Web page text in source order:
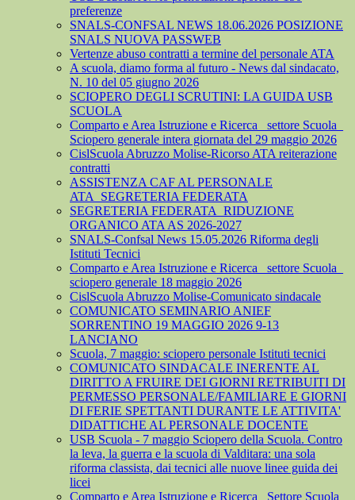
preferenze
SNALS-CONFSAL NEWS 18.06.2026 POSIZIONE
SNALS NUOVA PASSWEB
Vertenze abuso contratti a termine del personale ATA
A scuola, diamo forma al futuro - News dal sindacato,
N. 10 del 05 giugno 2026
SCIOPERO DEGLI SCRUTINI: LA GUIDA USB
SCUOLA
Comparto e Area Istruzione e Ricerca_ settore Scuola_
Sciopero generale intera giornata del 29 maggio 2026
CislScuola Abruzzo Molise-Ricorso ATA reiterazione
contratti
ASSISTENZA CAF AL PERSONALE
ATA_SEGRETERIA FEDERATA
SEGRETERIA FEDERATA_RIDUZIONE
ORGANICO ATA AS 2026-2027
SNALS-Confsal News 15.05.2026 Riforma degli
Istituti Tecnici
Comparto e Area Istruzione e Ricerca_ settore Scuola_
sciopero generale 18 maggio 2026
CislScuola Abruzzo Molise-Comunicato sindacale
COMUNICATO SEMINARIO ANIEF
SORRENTINO 19 MAGGIO 2026 9-13
LANCIANO
Scuola, 7 maggio: sciopero personale Istituti tecnici
COMUNICATO SINDACALE INERENTE AL
DIRITTO A FRUIRE DEI GIORNI RETRIBUITI DI
PERMESSO PERSONALE/FAMILIARE E GIORNI
DI FERIE SPETTANTI DURANTE LE ATTIVITA'
DIDATTICHE AL PERSONALE DOCENTE
USB Scuola - 7 maggio Sciopero della Scuola. Contro
la leva, la guerra e la scuola di Valditara: una sola
riforma classista, dai tecnici alle nuove linee guida dei
licei
Comparto e Area Istruzione e Ricerca_ Settore Scuola_